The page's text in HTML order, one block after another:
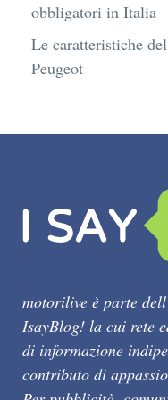
obbligatori in Italia
Le caratteristiche
Peugeot
motorilive è parte
IsayBlog! la cui rete
di informazione
contributo di